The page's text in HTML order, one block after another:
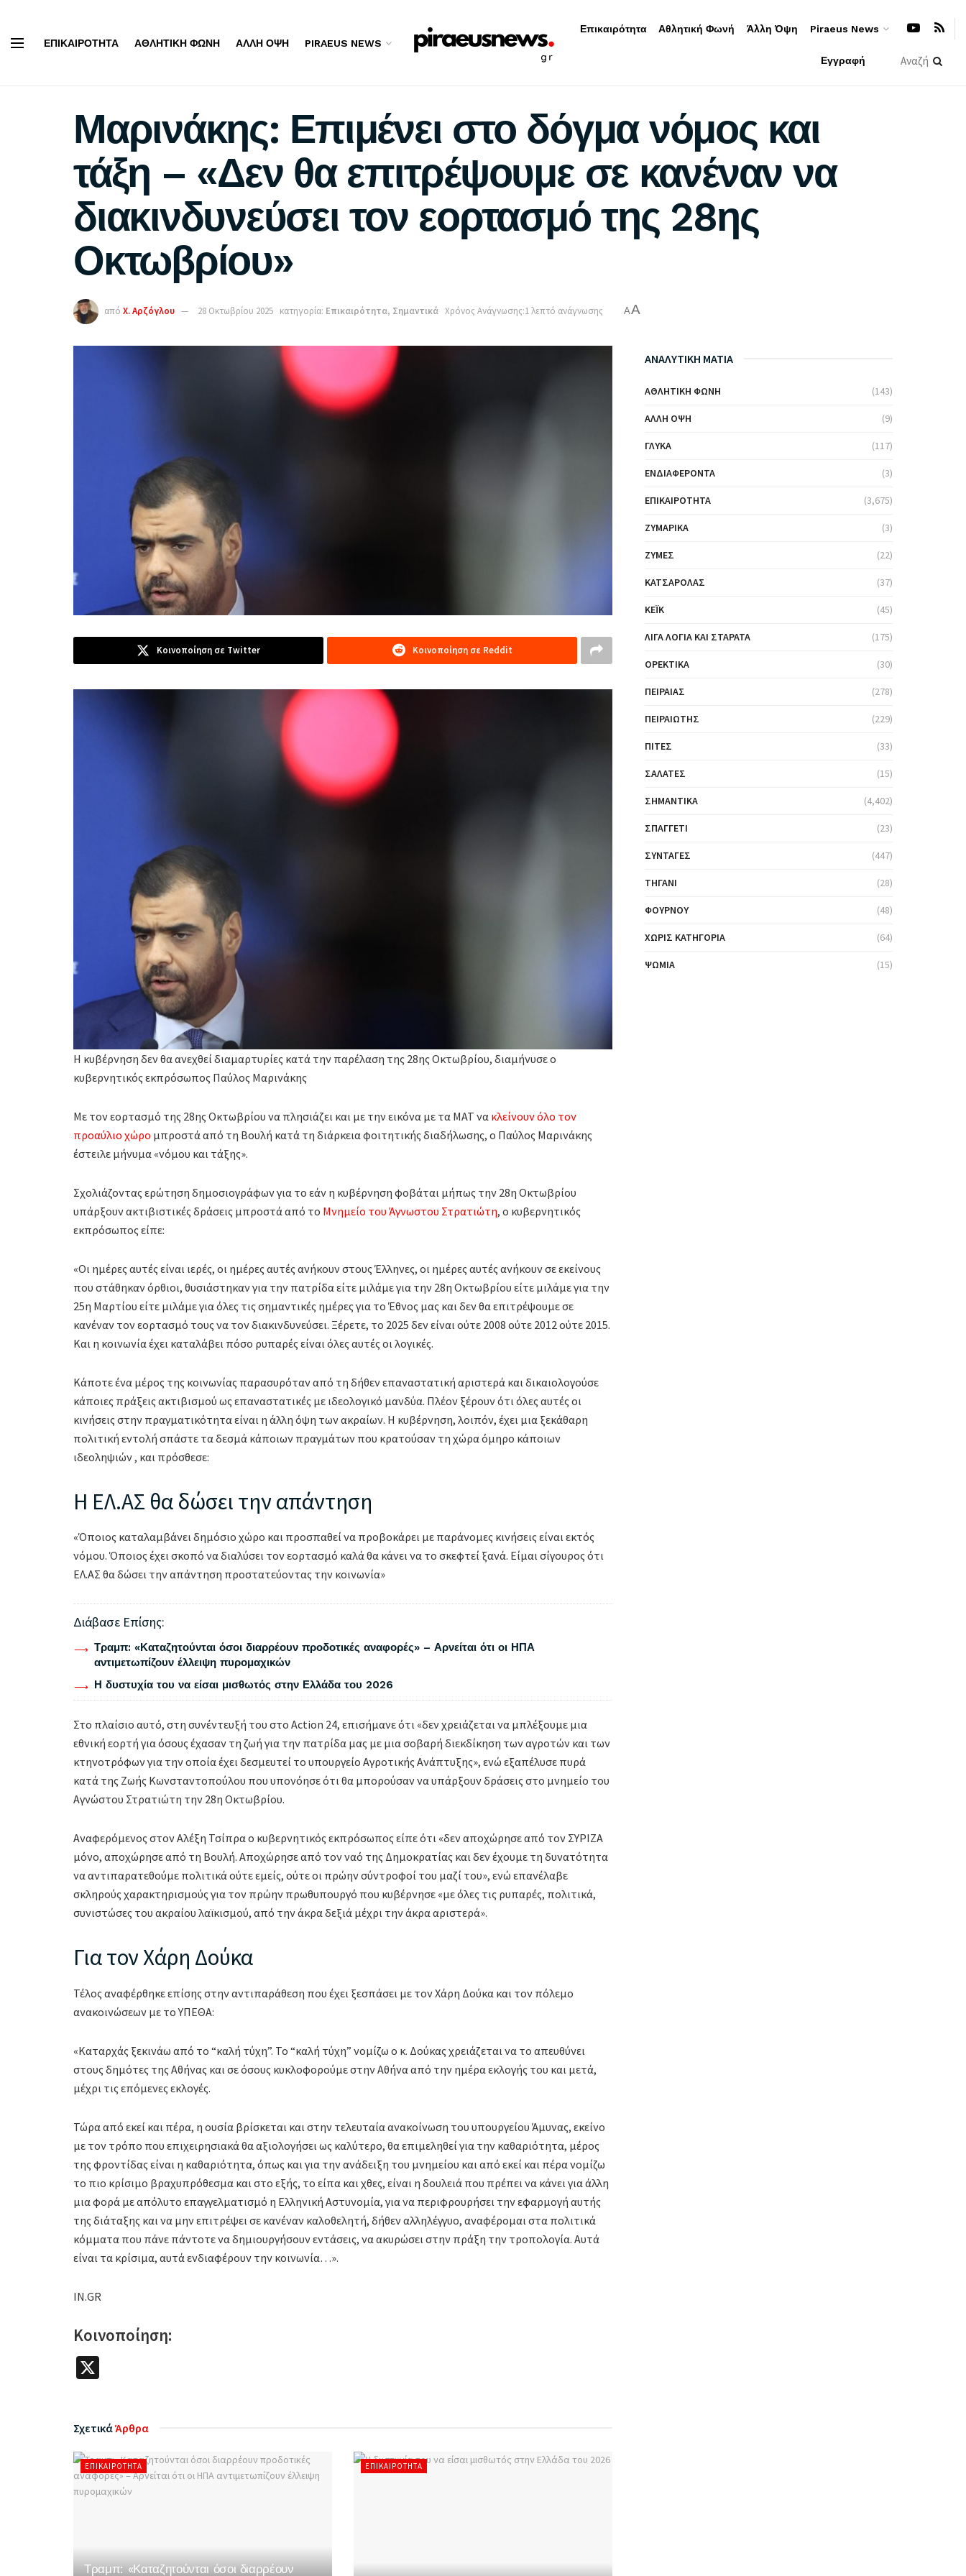
ΕΠΙΚΑΙΡΌΤΗΤΑ ΑΘΛΗΤΙΚΉ ΦΩΝΉ ΆΛΛΗ ΌΨΗ PIRAEUS NEWS
Επικαιρότητα Αθλητική Φωνή Άλλη Όψη Piraeus News
Εγγραφή
Μαρινάκης: Επιμένει στο δόγμα νόμος και
τάξη – «Δεν θα επιτρέψουμε σε κανέναν να
διακινδυνεύσει τον εορτασμό της 28ης
Οκτωβρίου»
από Χ. Αρζόγλου 28 Οκτωβρίου 2025 κατηγορία: Επικαιρότητα, Σημαντικά Χρόνος Ανάγνωσης:1 λεπτό ανάγνωσης AA
Κοινοποίηση σε Twitter Κοινοποίηση σε Reddit
Η κυβέρνηση δεν θα ανεχθεί διαμαρτυρίες κατά την παρέλαση της 28ης Οκτωβρίου, διαμήνυσε ο
κυβερνητικός εκπρόσωπος Παύλος Μαρινάκης
Με τον εορτασμό της 28ης Οκτωβρίου να πλησιάζει και με την εικόνα με τα ΜΑΤ να κλείνουν όλο τον
προαύλιο χώρο μπροστά από τη Βουλή κατά τη διάρκεια φοιτητικής διαδήλωσης, ο Παύλος Μαρινάκης
έστειλε μήνυμα «νόμου και τάξης».
Σχολιάζοντας ερώτηση δημοσιογράφων για το εάν η κυβέρνηση φοβάται μήπως την 28η Οκτωβρίου
υπάρξουν ακτιβιστικές δράσεις μπροστά από το Μνημείο του Άγνωστου Στρατιώτη, ο κυβερνητικός
εκπρόσωπος είπε:
«Οι ημέρες αυτές είναι ιερές, οι ημέρες αυτές ανήκουν στους Έλληνες, οι ημέρες αυτές ανήκουν σε εκείνους
που στάθηκαν όρθιοι, θυσιάστηκαν για την πατρίδα είτε μιλάμε για την 28η Οκτωβρίου είτε μιλάμε για την
25η Μαρτίου είτε μιλάμε για όλες τις σημαντικές ημέρες για το Έθνος μας και δεν θα επιτρέψουμε σε
κανέναν τον εορτασμό τους να τον διακινδυνεύσει. Ξέρετε, το 2025 δεν είναι ούτε 2008 ούτε 2012 ούτε 2015.
Και η κοινωνία έχει καταλάβει πόσο ρυπαρές είναι όλες αυτές οι λογικές.
Κάποτε ένα μέρος της κοινωνίας παρασυρόταν από τη δήθεν επαναστατική αριστερά και δικαιολογούσε
κάποιες πράξεις ακτιβισμού ως επαναστατικές με ιδεολογικό μανδύα. Πλέον ξέρουν ότι όλες αυτές οι
κινήσεις στην πραγματικότητα είναι η άλλη όψη των ακραίων. Η κυβέρνηση, λοιπόν, έχει μια ξεκάθαρη
πολιτική εντολή σπάστε τα δεσμά κάποιων πραγμάτων που κρατούσαν τη χώρα όμηρο κάποιων
ιδεοληψιών , και πρόσθεσε:
Η ΕΛ.ΑΣ θα δώσει την απάντηση
«Όποιος καταλαμβάνει δημόσιο χώρο και προσπαθεί να προβοκάρει με παράνομες κινήσεις είναι εκτός
νόμου. Όποιος έχει σκοπό να διαλύσει τον εορτασμό καλά θα κάνει να το σκεφτεί ξανά. Είμαι σίγουρος ότι
ΕΛ.ΑΣ θα δώσει την απάντηση προστατεύοντας την κοινωνία»
Διάβασε Επίσης:
Τραμπ: «Καταζητούνται όσοι διαρρέουν προδοτικές αναφορές» – Αρνείται ότι οι ΗΠΑ
αντιμετωπίζουν έλλειψη πυρομαχικών
Η δυστυχία του να είσαι μισθωτός στην Ελλάδα του 2026
Στο πλαίσιο αυτό, στη συνέντευξή του στο Action 24, επισήμανε ότι «δεν χρειάζεται να μπλέξουμε μια
εθνική εορτή για όσους έχασαν τη ζωή για την πατρίδα μας με μια σοβαρή διεκδίκηση των αγροτών και των
κτηνοτρόφων για την οποία έχει δεσμευτεί το υπουργείο Αγροτικής Ανάπτυξης», ενώ εξαπέλυσε πυρά
κατά της Ζωής Κωνσταντοπούλου που υπονόησε ότι θα μπορούσαν να υπάρξουν δράσεις στο μνημείο του
Αγνώστου Στρατιώτη την 28η Οκτωβρίου.
Αναφερόμενος στον Αλέξη Τσίπρα ο κυβερνητικός εκπρόσωπος είπε ότι «δεν αποχώρησε από τον ΣΥΡΙΖΑ
μόνο, αποχώρησε από τη Βουλή. Αποχώρησε από τον ναό της Δημοκρατίας και δεν έχουμε τη δυνατότητα
να αντιπαρατεθούμε πολιτικά ούτε εμείς, ούτε οι πρώην σύντροφοί του μαζί του», ενώ επανέλαβε
σκληρούς χαρακτηρισμούς για τον πρώην πρωθυπουργό που κυβέρνησε «με όλες τις ρυπαρές, πολιτικά,
συνιστώσες του ακραίου λαϊκισμού, από την άκρα δεξιά μέχρι την άκρα αριστερά».
Για τον Χάρη Δούκα
Τέλος αναφέρθηκε επίσης στην αντιπαράθεση που έχει ξεσπάσει με τον Χάρη Δούκα και τον πόλεμο
ανακοινώσεων με το ΥΠΕΘΑ:
«Καταρχάς ξεκινάω από το “καλή τύχη”. Το “καλή τύχη” νομίζω ο κ. Δούκας χρειάζεται να το απευθύνει
στους δημότες της Αθήνας και σε όσους κυκλοφορούμε στην Αθήνα από την ημέρα εκλογής του και μετά,
μέχρι τις επόμενες εκλογές.
Τώρα από εκεί και πέρα, η ουσία βρίσκεται και στην τελευταία ανακοίνωση του υπουργείου Άμυνας, εκείνο
με τον τρόπο που επιχειρησιακά θα αξιολογήσει ως καλύτερο, θα επιμεληθεί για την καθαριότητα, μέρος
της φροντίδας είναι η καθαριότητα, όπως και για την ανάδειξη του μνημείου και από εκεί και πέρα νομίζω
το πιο κρίσιμο βραχυπρόθεσμα και στο εξής, το είπα και χθες, είναι η δουλειά που πρέπει να κάνει για άλλη
μια φορά με απόλυτο επαγγελματισμό η Ελληνική Αστυνομία, για να περιφρουρήσει την εφαρμογή αυτής
της διάταξης και να μην επιτρέψει σε κανέναν καλοθελητή, δήθεν αλληλέγγυο, αναφέρομαι στα πολιτικά
κόμματα που πάνε πάντοτε να δημιουργήσουν εντάσεις, να ακυρώσει στην πράξη την τροπολογία. Αυτά
είναι τα κρίσιμα, αυτά ενδιαφέρουν την κοινωνία…».
IN.GR
Κοινοποίηση:
ΣχετικάΆρθρα
ΕΠΙΚΑΙΡΌΤΗΤΑ
Τραμπ: «Καταζητούνται όσοι διαρρέουν
ΕΠΙΚΑΙΡΌΤΗΤΑ
ΑΝΑΛΥΤΙΚΗ ΜΑΤΙΑ
ΑΘΛΗΤΙΚΉ ΦΩΝΉ (143)
ΆΛΛΗ ΌΨΗ (9)
ΓΛΥΚΆ (117)
ΕΝΔΙΑΦΈΡΟΝΤΑ (3)
ΕΠΙΚΑΙΡΌΤΗΤΑ (3,675)
ΖΥΜΑΡΙΚΆ (3)
ΖΎΜΕΣ (22)
ΚΑΤΣΑΡΌΛΑΣ (37)
ΚΈΙΚ (45)
ΛΊΓΑ ΛΌΓΙΑ ΚΑΙ ΣΤΑΡΆΤΑ (175)
ΟΡΕΚΤΙΚΆ (30)
ΠΕΙΡΑΙΆΣ (278)
ΠΕΙΡΑΙΏΤΗΣ (229)
ΠΊΤΕΣ (33)
ΣΑΛΆΤΕΣ (15)
ΣΗΜΑΝΤΙΚΆ (4,402)
ΣΠΑΓΓΈΤΙ (23)
ΣΥΝΤΑΓΈΣ (447)
ΤΗΓΆΝΙ (28)
ΦΟΎΡΝΟΥ (48)
ΧΩΡΊΣ ΚΑΤΗΓΟΡΊΑ (64)
ΨΩΜΙΆ (15)